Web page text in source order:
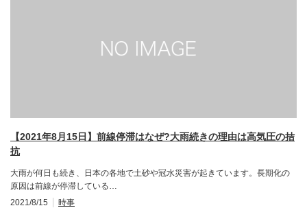
【2021年8月15日】前線停滞はなぜ?大雨続きの理由は高気圧の拮
抗
大雨が何日も続き、日本の各地で土砂や冠水災害が起きています。長期化の
原因は前線が停滞している…
2021/8/15
時事